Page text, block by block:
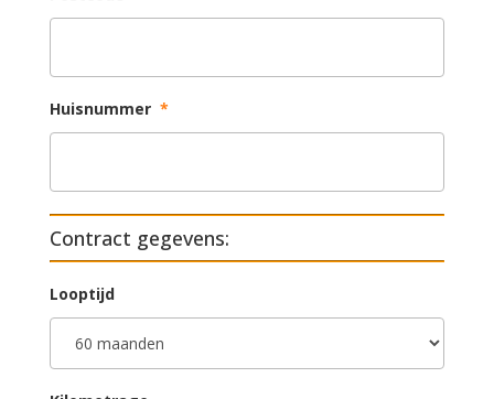
Huisnummer *
Contract gegevens:
Looptijd